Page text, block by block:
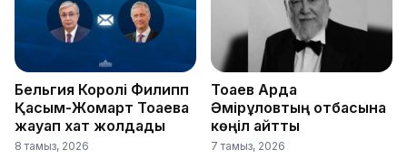
Бельгия Королі Филипп
Қасым-Жомарт Тоқаевқа
жауап хат жолдады
8 тамыз, 2026
Тоқаев Ардақ
Әмірқұловтың отбасына
көңіл айтты
7 тамыз, 2026